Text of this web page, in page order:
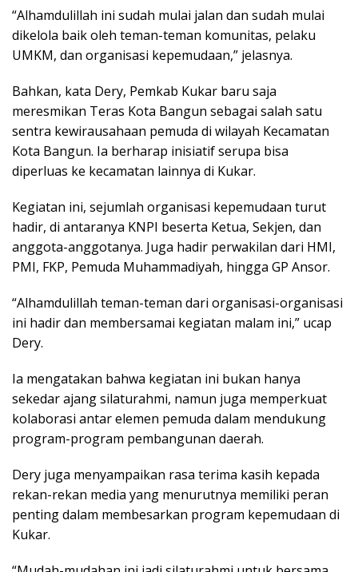
“Alhamdulillah ini sudah mulai jalan dan sudah mulai
dikelola baik oleh teman-teman komunitas, pelaku
UMKM, dan organisasi kepemudaan,” jelasnya.
Bahkan, kata Dery, Pemkab Kukar baru saja
meresmikan Teras Kota Bangun sebagai salah satu
sentra kewirausahaan pemuda di wilayah Kecamatan
Kota Bangun. Ia berharap inisiatif serupa bisa
diperluas ke kecamatan lainnya di Kukar.
Kegiatan ini, sejumlah organisasi kepemudaan turut
hadir, di antaranya KNPI beserta Ketua, Sekjen, dan
anggota-anggotanya. Juga hadir perwakilan dari HMI,
PMI, FKP, Pemuda Muhammadiyah, hingga GP Ansor.
“Alhamdulillah teman-teman dari organisasi-organisasi
ini hadir dan membersamai kegiatan malam ini,” ucap
Dery.
Ia mengatakan bahwa kegiatan ini bukan hanya
sekedar ajang silaturahmi, namun juga memperkuat
kolaborasi antar elemen pemuda dalam mendukung
program-program pembangunan daerah.
Dery juga menyampaikan rasa terima kasih kepada
rekan-rekan media yang menurutnya memiliki peran
penting dalam membesarkan program kepemudaan di
Kukar.